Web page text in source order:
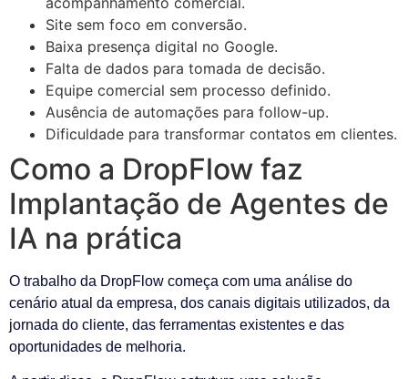
Site sem foco em conversão.
Baixa presença digital no Google.
Falta de dados para tomada de decisão.
Equipe comercial sem processo definido.
Ausência de automações para follow-up.
Dificuldade para transformar contatos em clientes.
Como a DropFlow faz
Implantação de Agentes de
IA na prática
O trabalho da DropFlow começa com uma análise do
cenário atual da empresa, dos canais digitais utilizados, da
jornada do cliente, das ferramentas existentes e das
oportunidades de melhoria.